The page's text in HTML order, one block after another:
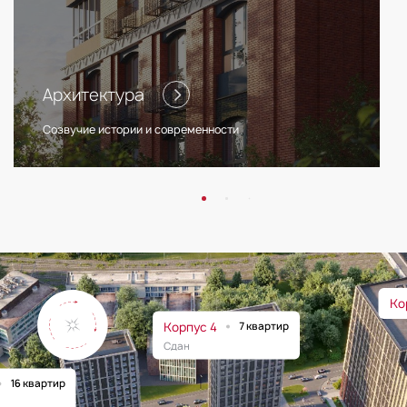
Архитектура
Созвучие истории и современности
Корпус 4
7 квартир
Сдан
16 квартир